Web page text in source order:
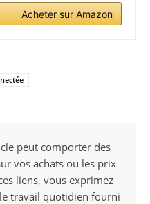
Acheter sur Amazon
peut comporter des
vos achats ou les prix
liens, vous exprimez
travail quotidien fourni